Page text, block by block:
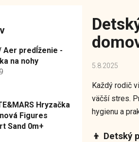
Aer predĺženie -
na nohy
Hryzačka
Figures
Sand 0m+
5.8.2025
Každý rodič
väčší stres.
hygienu a
👦 Detský